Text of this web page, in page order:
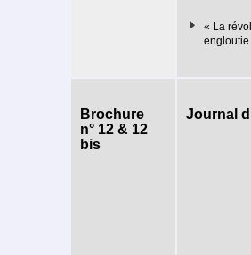
« La
engloutie
Brochure
n° 12 & 12
bis
Journal